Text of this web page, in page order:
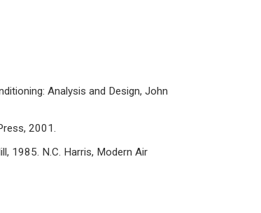
Analysis and Design, John
2001.
1985. N.C. Harris, Modern Air